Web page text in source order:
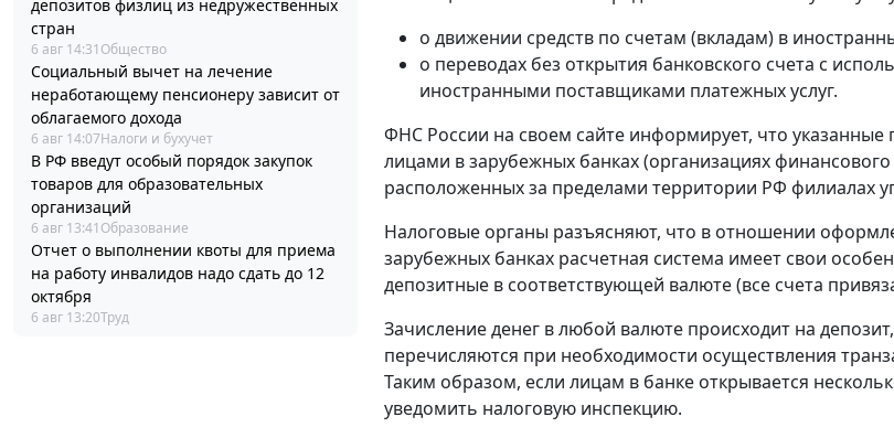
депозитов физлиц из недружественных
стран
6 авг 14:31 Общество
Социальный вычет на лечение
неработающему пенсионеру зависит от
облагаемого дохода
6 авг 14:07Налоги и бухучет
В РФ введут особый порядок закупок
товаров для образовательных
организаций
6 авг 13:41 Образование
Отчет о выполнении квоты для приема
на работу инвалидов надо сдать до 12
октября
6 авг 13:20Труд
о движении средств по счетам (вкладам) в
о переводах без открытия банковского счета с
иностранными поставщиками платежных услуг.
ФНС России на своем сайте информирует, что
лицами в зарубежных банках (организациях
расположенных за пределами территории РФ филиалах
Налоговые органы разъясняют, что в отношении
зарубежных банках расчетная система имеет свои
депозитные в соответствующей валюте (все счета
Зачисление денег в любой валюте происходит на
перечисляются при необходимости осуществления
Таким образом, если лицам в банке открывается
уведомить налоговую инспекцию.